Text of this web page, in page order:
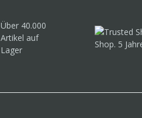
Über 40.000
Artikel auf
Lager